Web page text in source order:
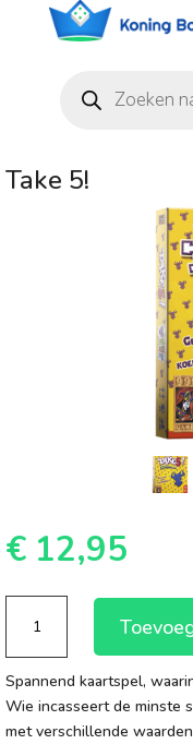
zoeken
Take 5!
€ 12,95
aantal
Spannend kaartspel,
Wie incasseert de minste
met verschillende